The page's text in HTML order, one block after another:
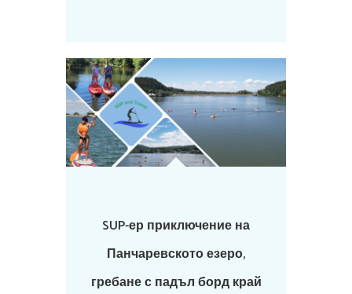
SUP-ер приключение на
Панчаревското езеро,
гребане с падъл борд край